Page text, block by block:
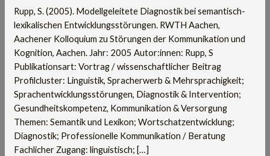
Rupp, S. (2005). Modellgeleitete Diagnostik bei semantisch-
lexikalischen Entwicklungsstörungen. RWTH Aachen,
Aachener Kolloquium zu Störungen der Kommunikation und
Kognition, Aachen. Jahr: 2005 Autor:innen: Rupp, S
Publikationsart: Vortrag / wissenschaftlicher Beitrag
Profilcluster: Linguistik, Spracherwerb & Mehrsprachigkeit;
Sprachentwicklungsstörungen, Diagnostik & Intervention;
Gesundheitskompetenz, Kommunikation & Versorgung
Themen: Semantik und Lexikon; Wortschatzentwicklung;
Diagnostik; Professionelle Kommunikation / Beratung
Fachlicher Zugang: linguistisch; […]